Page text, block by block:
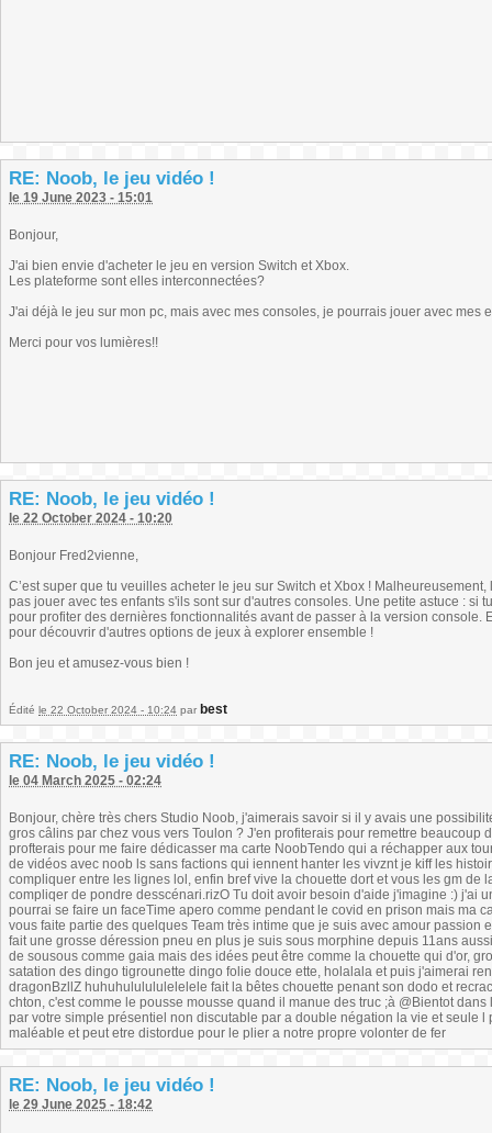
RE: Noob, le jeu vidéo !
le 19 June 2023 - 15:01
Bonjour,
J'ai bien envie d'acheter le jeu en version Switch et Xbox.
Les plateforme sont elles interconnectées?
J'ai déjà le jeu sur mon pc, mais avec mes consoles, je pourrais jouer avec mes
Merci pour vos lumières!!
RE: Noob, le jeu vidéo !
le 22 October 2024 - 10:20
Bonjour Fred2vienne,
C’est super que tu veuilles acheter le jeu sur Switch et Xbox !
pas jouer avec tes enfants s'ils sont sur d'autres consoles. Une petite astuce : si
pour profiter des dernières fonctionnalités avant de passer à la version console.
pour découvrir d'autres options de jeux à explorer ensemble !
Bon jeu et amusez-vous bien !
Édité le 22 October 2024 - 10:24 par best
RE: Noob, le jeu vidéo !
le 04 March 2025 - 02:24
Bonjour, chère très chers Studio Noob, j'aimerais savoir si il y avais une
gros câlins par chez vous vers Toulon ? J'en profiterais pour remettre
profterais pour me faire dédicasser ma carte NoobTendo qui a réchapper aux
de vidéos avec noob ls sans factions qui iennent hanter les vivznt je kiff les
compliquer entre les lignes lol, enfin bref vive la chouette dort et vous les gm de
compliqer de pondre desscénari.rizO Tu doit avoir besoin d'aide j'imagine :) j'ai
pourrai se faire un faceTime apero comme pendant le covid en prison mais ma
vous faite partie des quelques Team très intime que je suis avec amour passion
fait une grosse déression pneu en plus je suis sous morphine depuis 11ans
de sousous comme gaia mais des idées peut être comme la chouette qui d'or,
satation des dingo tigrounette dingo folie douce ette, holalala et puis j'aimerai
dragonBzllZ huhuhululululelelele fait la bêtes chouette penant son dodo et
chton, c'est comme le pousse mousse quand il manue des truc ;à @Bientot
par votre simple présentiel non discutable par a double négation la vie et seule
maléable et peut etre distordue pour le plier a notre propre volonter de fer
RE: Noob, le jeu vidéo !
le 29 June 2025 - 18:42